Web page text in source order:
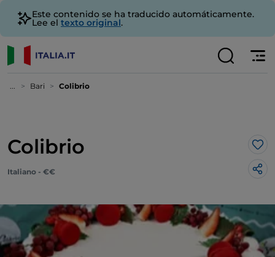
Este contenido se ha traducido automáticamente.
Lee el texto original.
... Bari Colibrio
Colibrio Me
Italiano - €€